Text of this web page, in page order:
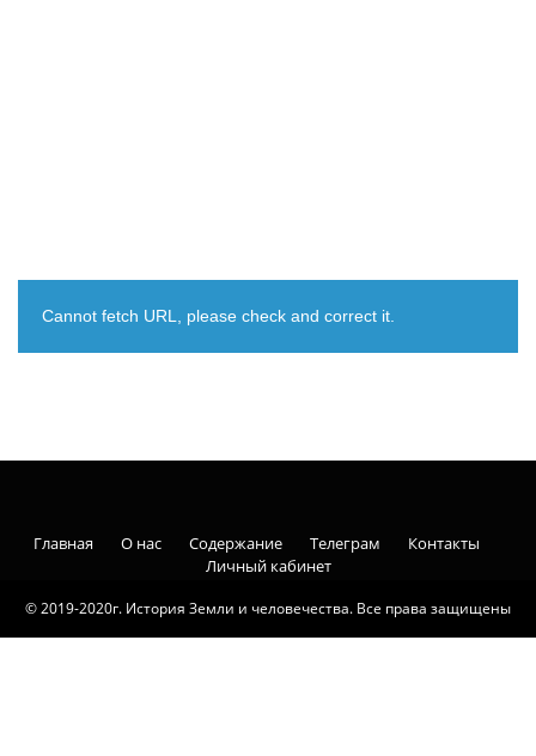
Cannot fetch URL, please check and correct it.
© 2019-2020г. История Земли и человечества. Все права защищены
Главная О нас Содержание Телеграм
Контакты
Личный кабинет